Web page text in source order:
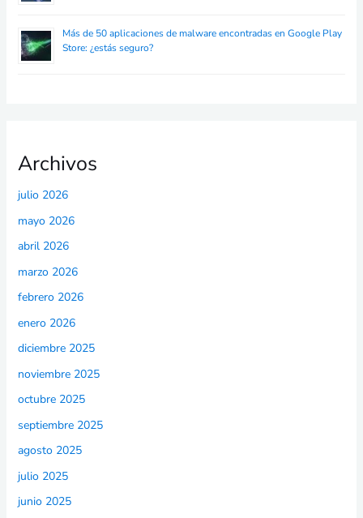
Más de 50 aplicaciones de malware encontradas en Google Play
Store: ¿estás seguro?
Archivos
julio 2026
mayo 2026
abril 2026
marzo 2026
febrero 2026
enero 2026
diciembre 2025
noviembre 2025
octubre 2025
septiembre 2025
agosto 2025
julio 2025
junio 2025